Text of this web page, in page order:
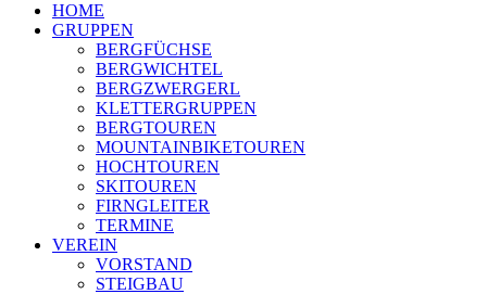
HOME
GRUPPEN
BERGFÜCHSE
BERGWICHTEL
BERGZWERGERL
KLETTERGRUPPEN
BERGTOUREN
MOUNTAINBIKETOUREN
HOCHTOUREN
SKITOUREN
FIRNGLEITER
TERMINE
VEREIN
VORSTAND
STEIGBAU